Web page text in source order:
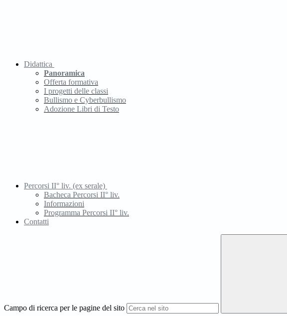
Didattica
Panoramica
Offerta formativa
I progetti delle classi
Bullismo e Cyberbullismo
Adozione Libri di Testo
Percorsi II° liv. (ex serale)
Bacheca Percorsi II° liv.
Informazioni
Programma Percorsi II° liv.
Contatti
Campo di ricerca per le pagine del sito